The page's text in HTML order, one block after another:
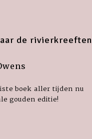
de rivierkreeften
boek aller tijden nu
gouden editie!